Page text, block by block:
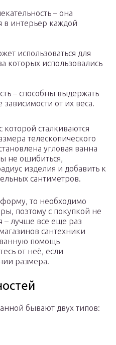
– она
в интерьер каждой
использоваться для
которых использовались
– способны выдержать
от их веса.
которой сталкиваются
телескопического
угловая ванна
не ошибиться,
изделия и добавить к
сантиметров.
то необходимо
поэтому с покупкой не
– лучше все еще раз
сантехники
помощь
от неё, если
размера.
бывают двух типов: